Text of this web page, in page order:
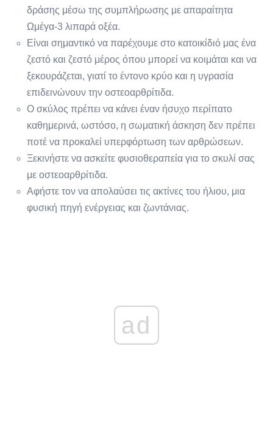
δράσης μέσω της συμπλήρωσης με απαραίτητα
Ωμέγα-3 λιπαρά οξέα.
Είναι σημαντικό να παρέχουμε στο κατοικίδιό μας ένα
ζεστό και ζεστό μέρος όπου μπορεί να κοιμάται και να
ξεκουράζεται, γιατί το έντονο κρύο και η υγρασία
επιδεινώνουν την οστεοαρθρίτιδα.
Ο σκύλος πρέπει να κάνει έναν ήσυχο περίπατο
καθημερινά, ωστόσο, η σωματική άσκηση δεν πρέπει
ποτέ να προκαλεί υπερφόρτωση των αρθρώσεων.
Ξεκινήστε να ασκείτε φυσιοθεραπεία για το σκυλί σας
με οστεοαρθρίτιδα.
Αφήστε τον να απολαύσει τις ακτίνες του ήλιου, μια
φυσική πηγή ενέργειας και ζωντάνιας.
ad